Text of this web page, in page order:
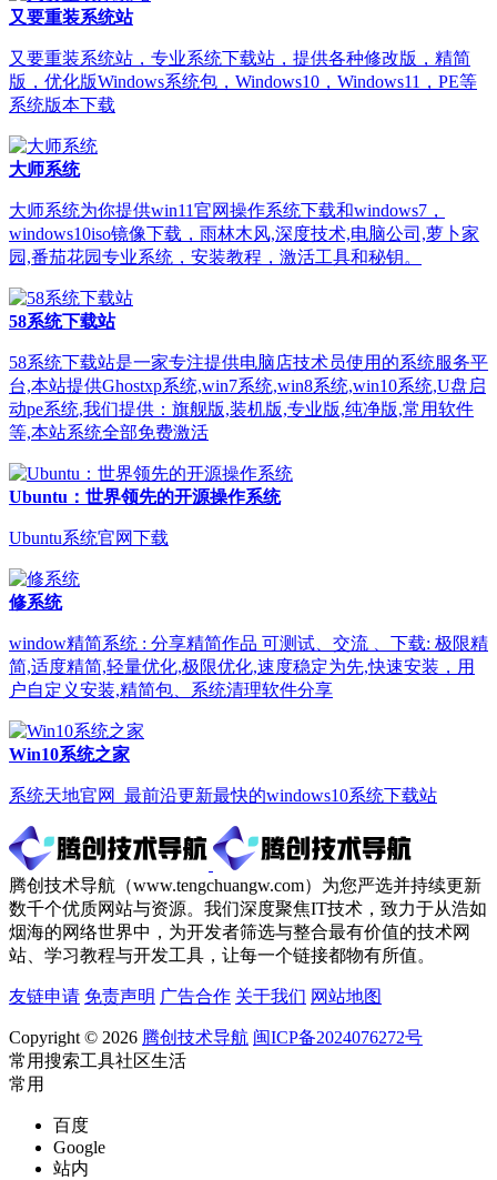
又要重装系统站
又要重装系统站，专业系统下载站，提供各种修改版，精简
版，优化版Windows系统包，Windows10，Windows11，PE等
系统版本下载
大师系统
大师系统为你提供win11官网操作系统下载和windows7，
windows10iso镜像下载，雨林木风,深度技术,电脑公司,萝卜家
园,番茄花园专业系统，安装教程，激活工具和秘钥。
58系统下载站
58系统下载站是一家专注提供电脑店技术员使用的系统服务平
台,本站提供Ghostxp系统,win7系统,win8系统,win10系统,U盘启
动pe系统,我们提供：旗舰版,装机版,专业版,纯净版,常用软件
等,本站系统全部免费激活
Ubuntu：世界领先的开源操作系统
Ubuntu系统官网下载
修系统
window精简系统 : 分享精简作品 可测试、交流 、下载: 极限精
简,适度精简,轻量优化,极限优化,速度稳定为先,快速安装，用
户自定义安装,精简包、系统清理软件分享
Win10系统之家
系统天地官网_最前沿更新最快的windows10系统下载站
腾创技术导航（www.tengchuangw.com）为您严选并持续更新
数千个优质网站与资源。我们深度聚焦IT技术，致力于从浩如
烟海的网络世界中，为开发者筛选与整合最有价值的技术网
站、学习教程与开发工具，让每一个链接都物有所值。
友链申请 免责声明 广告合作 关于我们 网站地图
Copyright © 2026 腾创技术导航 闽ICP备2024076272号
常用搜索工具社区生活
常用
百度
Google
站内